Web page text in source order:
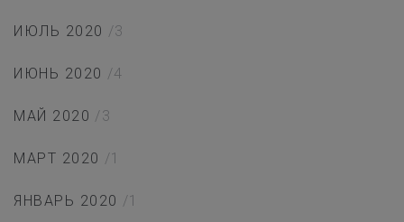
ИЮЛЬ 2020 /3
ИЮНЬ 2020 /4
МАЙ 2020 /3
МАРТ 2020 /1
ЯНВАРЬ 2020 /1